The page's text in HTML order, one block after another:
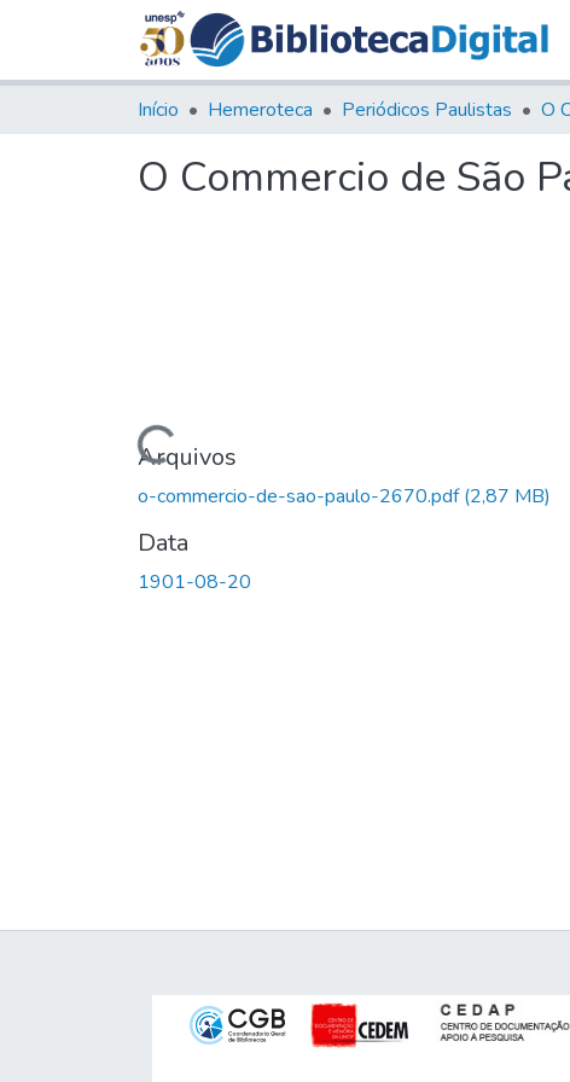
Início Hemeroteca Periódicos Paulistas O
O Commercio de São
Carregando...
Arquivos
o-commercio-de-sao-paulo-2670.pdf(2,87 MB)
Data
1901-08-20